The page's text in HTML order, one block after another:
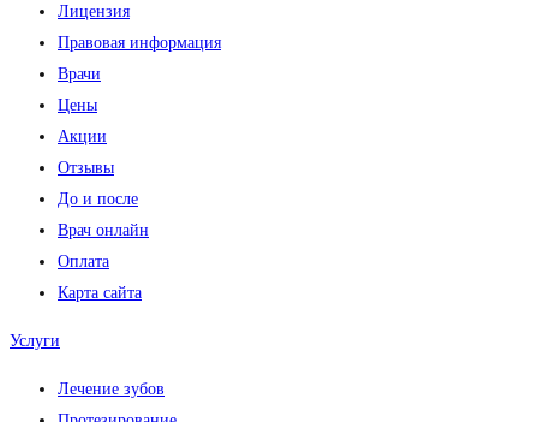
Лицензия
Правовая информация
Врачи
Цены
Акции
Отзывы
До и после
Врач онлайн
Оплата
Карта сайта
Услуги
Лечение зубов